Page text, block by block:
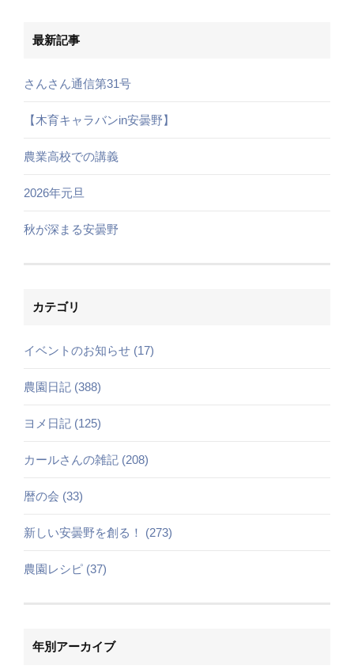
最新記事
さんさん通信第31号
【木育キャラバンin安曇野】
農業高校での講義
2026年元旦
秋が深まる安曇野
カテゴリ
イベントのお知らせ (17)
農園日記 (388)
ヨメ日記 (125)
カールさんの雑記 (208)
暦の会 (33)
新しい安曇野を創る！ (273)
農園レシピ (37)
年別アーカイブ